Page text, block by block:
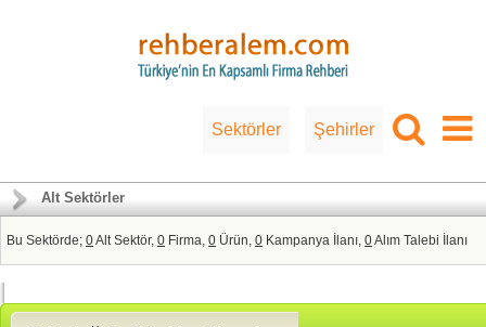
Sektörler Şehirler
Alt Sektörler
Bu Sektörde; 0Alt Sektör, 0 Firma, 0 Ürün, 0 Kampanya İlanı, 0Alım Talebi İlanı